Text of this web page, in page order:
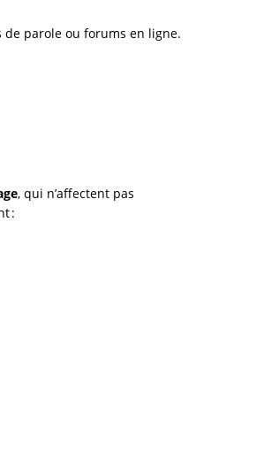
de parole ou forums en ligne.
, qui n’affectent pas
: